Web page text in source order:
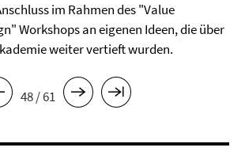
im Rahmen des "Value
Workshops an eigenen Ideen, die über
weiter vertieft wurden.
48 / 61